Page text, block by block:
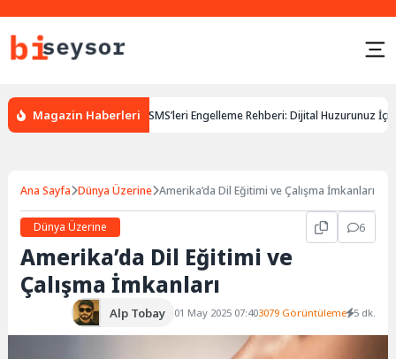
Magazin Haberleri
İstenmeyen SMS’leri Engelleme Rehberi: Dijital Huzurunuz İçin
Ana Sayfa Dünya Üzerine Amerika’da Dil Eğitimi ve Çalışma İmkanları
Dünya Üzerine 6
Amerika’da Dil Eğitimi ve
Çalışma İmkanları
Alp Tobay 01 May 2025 07:403079 Görüntüleme 5 dk.